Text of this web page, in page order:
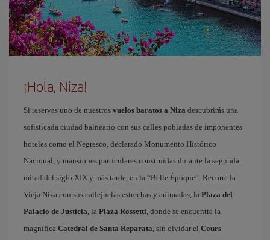
¡Hola, Niza!
Si reservas uno de nuestros vuelos baratos a Niza descubrirás una
sofisticada ciudad balneario con sus calles pobladas de imponentes
hoteles como el Negresco, declarado Monumento Histórico
Nacional, y mansiones particulares construidas durante la segunda
mitad del siglo XIX y más tarde, en la “Belle Époque”. Recorre la
Vieja Niza con sus callejuelas estrechas y animadas, la Plaza del
Palacio de Justicia, la Plaza Rossetti, donde se encuentra la
magnífica Catedral de Santa Reparata, sin olvidar el Cours